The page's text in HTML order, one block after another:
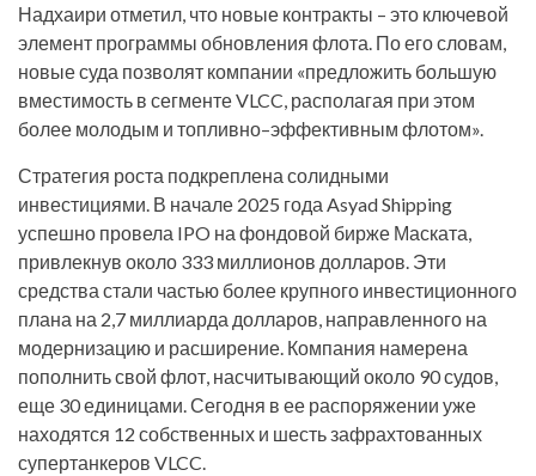
Надхаири отметил, что новые контракты – это ключевой
элемент программы обновления флота. По его словам,
новые суда позволят компании «предложить большую
вместимость в сегменте VLCC, располагая при этом
более молодым и топливно–эффективным флотом».
Стратегия роста подкреплена солидными
инвестициями. В начале 2025 года Asyad Shipping
успешно провела IPO на фондовой бирже Маската,
привлекнув около 333 миллионов долларов. Эти
средства стали частью более крупного инвестиционного
плана на 2,7 миллиарда долларов, направленного на
модернизацию и расширение. Компания намерена
пополнить свой флот, насчитывающий около 90 судов,
еще 30 единицами. Сегодня в ее распоряжении уже
находятся 12 собственных и шесть зафрахтованных
супертанкеров VLCC.